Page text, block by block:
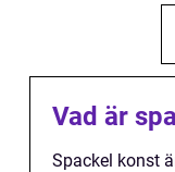
Vad är
Spackel konst